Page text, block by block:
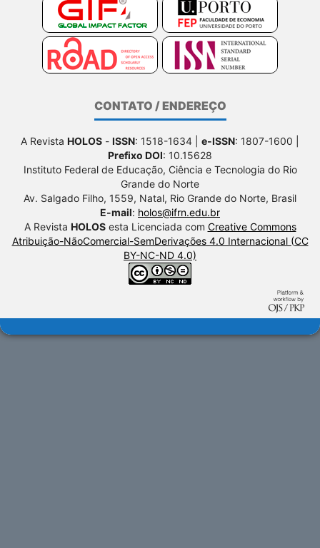
CONTATO / ENDEREÇO
A Revista HOLOS - ISSN: 1518-1634 | e-ISSN: 1807-1600 |
Prefixo DOI: 10.15628
Instituto Federal de Educação, Ciência e Tecnologia do Rio
Grande do Norte
Av. Salgado Filho, 1559, Natal, Rio Grande do Norte, Brasil
E-mail: holos@ifrn.edu.br
A Revista HOLOSesta Licenciada com Creative Commons
Atribuição-NãoComercial-SemDerivações 4.0 Internacional (CC
BY-NC-ND 4.0)